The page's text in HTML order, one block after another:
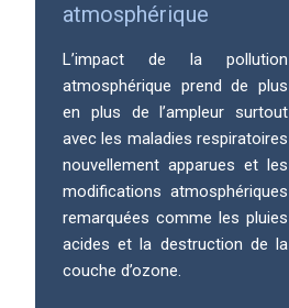
atmosphérique
L’impact de la pollution
atmosphérique prend de plus
en plus de l’ampleur surtout
avec les maladies respiratoires
nouvellement apparues et les
modifications atmosphériques
remarquées comme les pluies
acides et la destruction de la
couche d’ozone.